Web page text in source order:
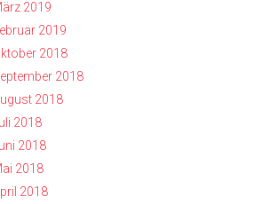
2019
2019
2018
2018
2018
2018
2018
2018
2018